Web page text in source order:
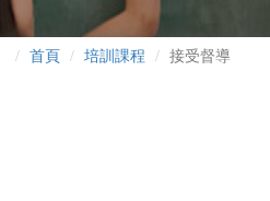
首頁 培訓課程 接受督導